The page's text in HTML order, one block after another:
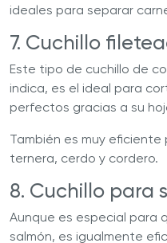
ideales para separar
7. Cuchillo
Este tipo de cuchillo de
indica, es el ideal para
perfectos gracias a su
También es muy
ternera, cerdo y cordero.
8. Cuchillo para
Aunque es especial para
salmón, es igualmente